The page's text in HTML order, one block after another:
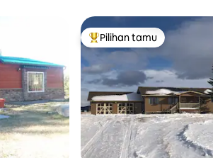
Pilihan tamu terpopuler
Pilihan tamu